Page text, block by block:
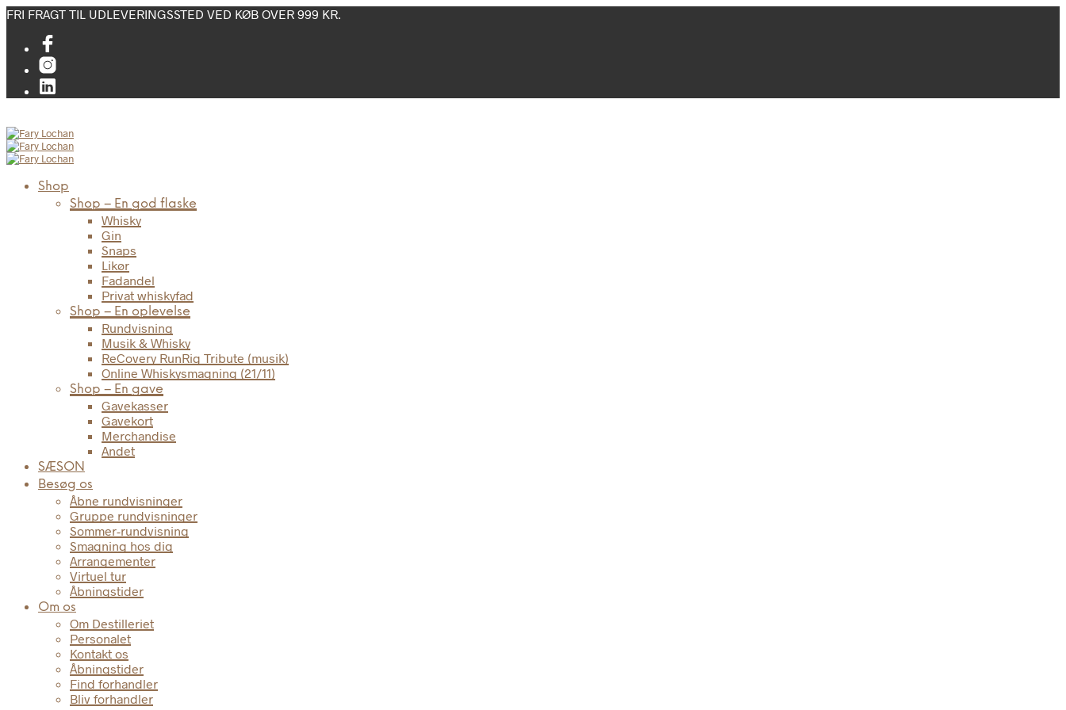
FRI FRAGT TIL UDLEVERINGSSTED VED KØB OVER 999 KR.
Shop
Shop – En god flaske
Whisky
Gin
Snaps
Likør
Fadandel
Privat whiskyfad
Shop – En oplevelse
Rundvisning
Musik & Whisky
ReCovery RunRig Tribute (musik)
Online Whiskysmagning (21/11)
Shop – En gave
Gavekasser
Gavekort
Merchandise
Andet
SÆSON
Besøg os
Åbne rundvisninger
Gruppe rundvisninger
Sommer-rundvisning
Smagning hos dig
Arrangementer
Virtuel tur
Åbningstider
Om os
Om Destilleriet
Personalet
Kontakt os
Åbningstider
Find forhandler
Bliv forhandler